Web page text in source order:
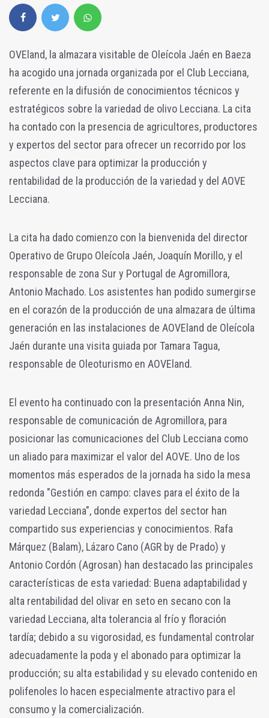
OVEland, la almazara visitable de Oleícola Jaén en Baeza
ha acogido una jornada organizada por el Club Lecciana,
referente en la difusión de conocimientos técnicos y
estratégicos sobre la variedad de olivo Lecciana. La cita
ha contado con la presencia de agricultores, productores
y expertos del sector para ofrecer un recorrido por los
aspectos clave para optimizar la producción y
rentabilidad de la producción de la variedad y del AOVE
Lecciana.
La cita ha dado comienzo con la bienvenida del director
Operativo de Grupo Oleícola Jaén, Joaquín Morillo, y el
responsable de zona Sur y Portugal de Agromillora,
Antonio Machado. Los asistentes han podido sumergirse
en el corazón de la producción de una almazara de última
generación en las instalaciones de AOVEland de Oleícola
Jaén durante una visita guiada por Tamara Tagua,
responsable de Oleoturismo en AOVEland.
El evento ha continuado con la presentación Anna Nin,
responsable de comunicación de Agromillora, para
posicionar las comunicaciones del Club Lecciana como
un aliado para maximizar el valor del AOVE. Uno de los
momentos más esperados de la jornada ha sido la mesa
redonda "Gestión en campo: claves para el éxito de la
variedad Lecciana", donde expertos del sector han
compartido sus experiencias y conocimientos. Rafa
Márquez (Balam), Lázaro Cano (AGR by de Prado) y
Antonio Cordón (Agrosan) han destacado las principales
características de esta variedad: Buena adaptabilidad y
alta rentabilidad del olivar en seto en secano con la
variedad Lecciana, alta tolerancia al frío y floración
tardía; debido a su vigorosidad, es fundamental controlar
adecuadamente la poda y el abonado para optimizar la
producción; su alta estabilidad y su elevado contenido en
polifenoles lo hacen especialmente atractivo para el
consumo y la comercialización.